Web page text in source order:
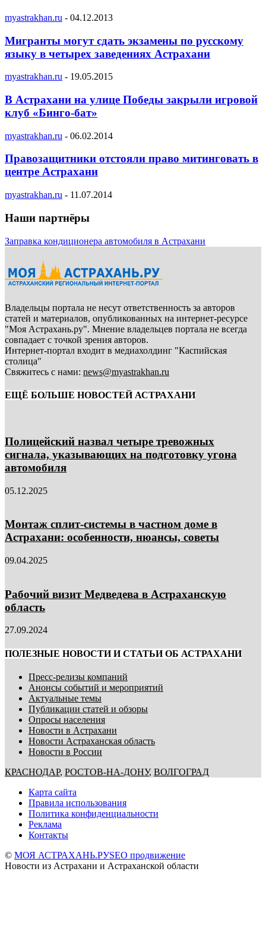
myastrakhan.ru - 04.12.2013
Мигранты могут сдать экзамены по русскому
языку в четырех заведениях Астрахани
myastrakhan.ru - 19.05.2015
В Астрахани на улице Победы закрыли игровой
клуб «Бинго-бат»
myastrakhan.ru - 06.02.2014
Правозащитники отстояли право митинговать в
центре Астрахани
myastrakhan.ru - 11.07.2014
Наши партнёры
Заправка кондиционера автомобиля в Астрахани
Владельцы портала не несут ответственность за авторов
статей и материалов, опубликованных на интернет-ресурсе
"Моя Астрахань.ру". Мнение владельцев портала не всегда
совпадает с точкой зрения авторов.
Интернет-портал входит в медиахолдинг "Каспийская
столица"
Свяжитесь с нами: news@myastrakhan.ru
ЕЩЁ БОЛЬШЕ НОВОСТЕЙ АСТРАХАНИ
Полицейский назвал четыре тревожных
сигнала, указывающих на подготовку угона
автомобиля
05.12.2025
Монтаж сплит-системы в частном доме в
Астрахани: особенности, нюансы, советы
09.04.2025
Рабочий визит Медведева в Астраханскую
область
27.09.2024
ПОЛЕЗНЫЕ НОВОСТИ И СТАТЬИ ОБ АСТРАХАНИ
Пресс-релизы компаний
Анонсы событий и мероприятий
Актуальные темы
Публикации статей и обзоры
Опросы населения
Новости в Астрахани
Новости Астраханская область
Новости в России
КРАСНОДАР, РОСТОВ-НА-ДОНУ, ВОЛГОГРАД
Карта сайта
Правила использования
Политика конфиденциальности
Реклама
Контакты
© МОЯ АСТРАХАНЬ.РУSEO продвижение
Новости из Астрахани и Астраханской области